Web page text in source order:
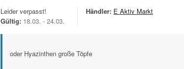
Leider verpasst!
Gültig: 18.03. - 24.03.
Händler: E Aktiv Markt
oder Hyazinthen große Töpfe